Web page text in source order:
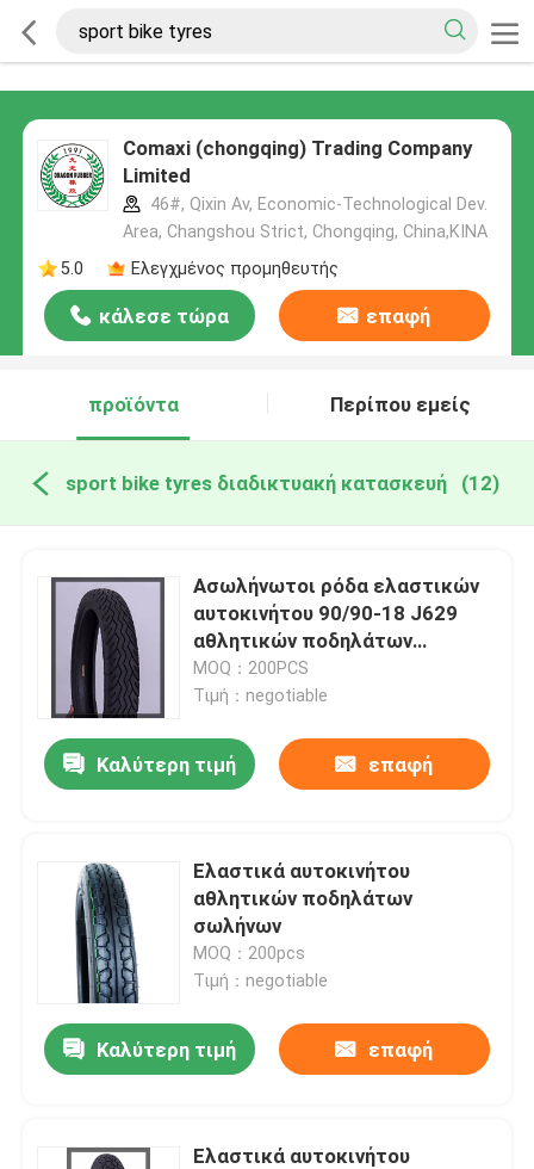
Comaxi (chongqing) Trading Company
Limited
46#, Qixin Av, Economic-Technological Dev.
Area, Changshou Strict, Chongqing, China,ΚΙΝΑ
5.0
Ελεγχμένος προμηθευτής
κάλεσε τώρα επαφή
προϊόντα Περίπου εμείς
sport bike tyres διαδικτυακή κατασκευή (12)
Ασωλήνωτοι ρόδα ελαστικών
αυτοκινήτου 90/90-18 J629
αθλητικών ποδηλάτων
μοτοσικλετών και τύπος
σωλήνων 6 ΖΕΥΓΆΡΙΑ
MOQ：200PCS
Τιμή：negotiable
Καλύτερη τιμή επαφή
Ελαστικά αυτοκινήτου
αθλητικών ποδηλάτων
σωλήνων
MOQ：200pcs
Τιμή：negotiable
Καλύτερη τιμή επαφή
Ελαστικά αυτοκινήτου